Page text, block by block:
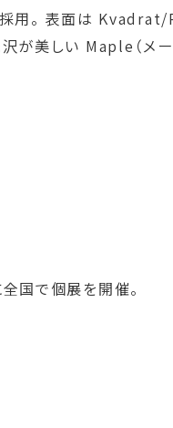
用。 表面は Kvadrat/
美しい Maple（メー
国で個展を開催。